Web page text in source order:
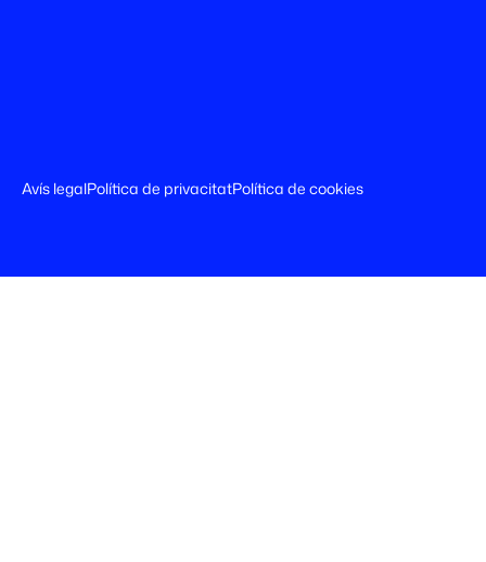
Avís legalPolítica de privacitatPolítica de cookies